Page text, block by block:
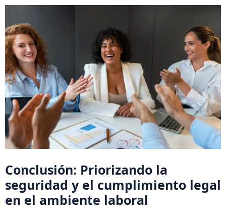
Conclusión: Priorizando la
seguridad y el cumplimiento legal
en el ambiente laboral